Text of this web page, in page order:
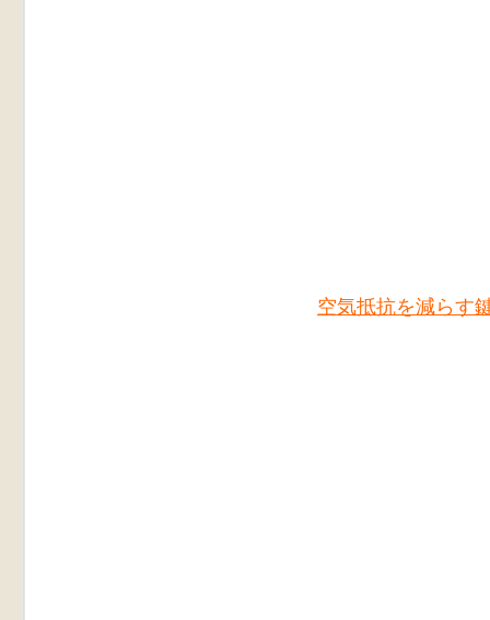
空気抵抗を減らす